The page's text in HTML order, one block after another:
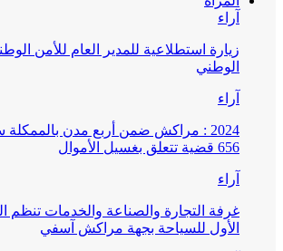
آراء
زيارة استطلاعية للمدير العام للأمن
الوطني
آراء
2024 : مراكش ضمن أربع مدن
656 قضية تتعلق بغسيل الأموال
آراء
غرفة التجارة والصناعة والخدمات تنظم
الأول للسياحة بجهة مراكش آسفي